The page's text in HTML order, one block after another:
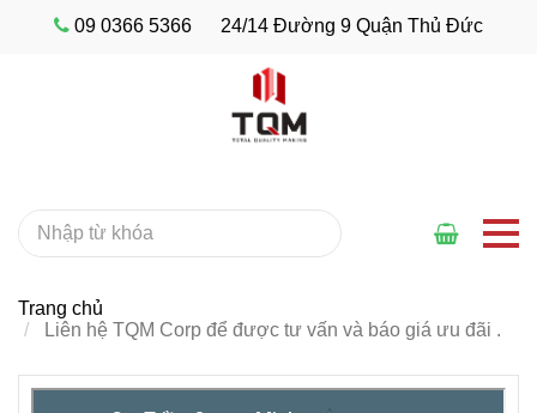
09 0366 5366 24/14 Đường 9 Quận Thủ Đức
Trang chủ
Liên hệ TQM Corp để được tư vấn và báo giá ưu đãi .